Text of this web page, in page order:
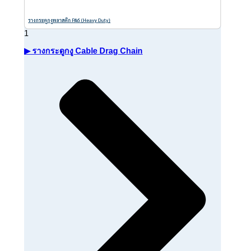
รางกระดูกงูพลาสติก PA6 (Heavy Duty)
▶ รางกระดูกงู Cable Drag Chain